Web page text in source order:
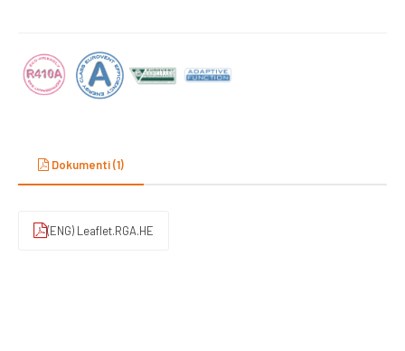
Dokumenti (1)
(ENG) Leaflet.RGA.HE